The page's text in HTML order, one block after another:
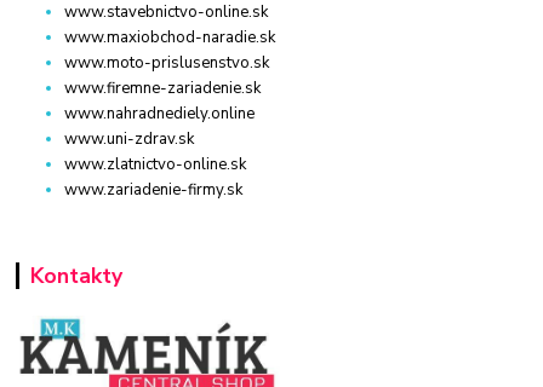
www.stavebnictvo-online.sk
www.maxiobchod-naradie.sk
www.moto-prislusenstvo.sk
www.firemne-zariadenie.sk
www.nahradnediely.online
www.uni-zdrav.sk
www.zlatnictvo-online.sk
www.zariadenie-firmy.sk
Kontakty